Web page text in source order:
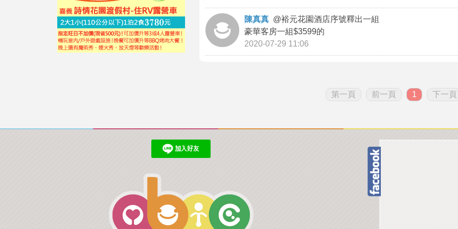
陳真真 @裕元花園酒店序號釋出一組
豪華客房一組$3599的
2020-07-29 11:06
第一頁 前一頁 1 下一頁